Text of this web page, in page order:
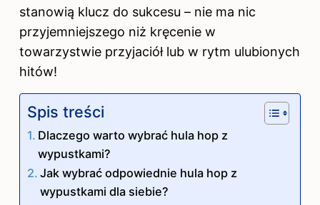
stanowią klucz do sukcesu – nie ma nic
przyjemniejszego niż kręcenie w
towarzystwie przyjaciół lub w rytm ulubionych
hitów!
Spis treści
Dlaczego warto wybrać hula hop z
wypustkami?
Jak wybrać odpowiednie hula hop z
wypustkami dla siebie?